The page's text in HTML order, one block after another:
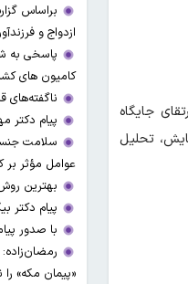
جایگاه
تحلیل
براساس
ازدواج و
پاسخی به
کامیون های
ناگفته‌های قربانزاده
پیام دکتر
سلامت
عوامل مؤثر
بهترین روش
پیام دکتر
با صدور
«پیمان مکه» را